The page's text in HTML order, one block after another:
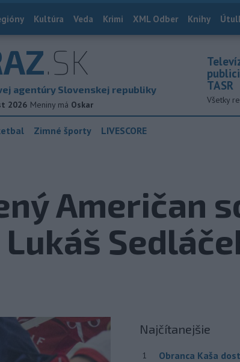
Kultúra Veda Krimi XML Odber Knihy
.SK
agentúry Slovenskej republiky
2026 Meniny má Oskar
TASR
Všetky
Zimné športy LIVESCORE
Američan
Najčítanejšie
1
Obranca Kaša